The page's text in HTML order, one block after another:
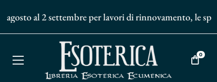
al 2 settembre per lavori di rinnovamento, le
Apri
Vai
0